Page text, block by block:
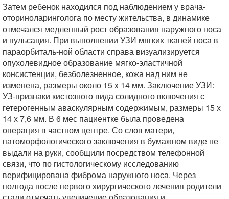
Затем ребенок находился под наблюдением у врача-
оториноларинголога по месту жительства, в динамике
отмечался медленный рост образования наружного носа
и пульсация. При выполнении УЗИ мягких тканей носа в
параорбиталь-ной области справа визуализируется
опухолевидное образование мягко-эластичной
консистенции, безболезненное, кожа над ним не
изменена, размеры около 15 x 14 мм. Заключение УЗИ:
УЗ-признаки кистозного вида солидного включения с
гетерогенным аваскулярным содержимым, размеры 15 х
14 х 7,6 мм. В 6 мес пациентке была проведена
операция в частном центре. Со слов матери,
патоморфологического заключения в бумажном виде не
выдали на руки, сообщили посредством телефонной
связи, что по гистологическому исследованию
верифицирована фиброма наружного носа. Через
полгода после первого хирургического лечения родители